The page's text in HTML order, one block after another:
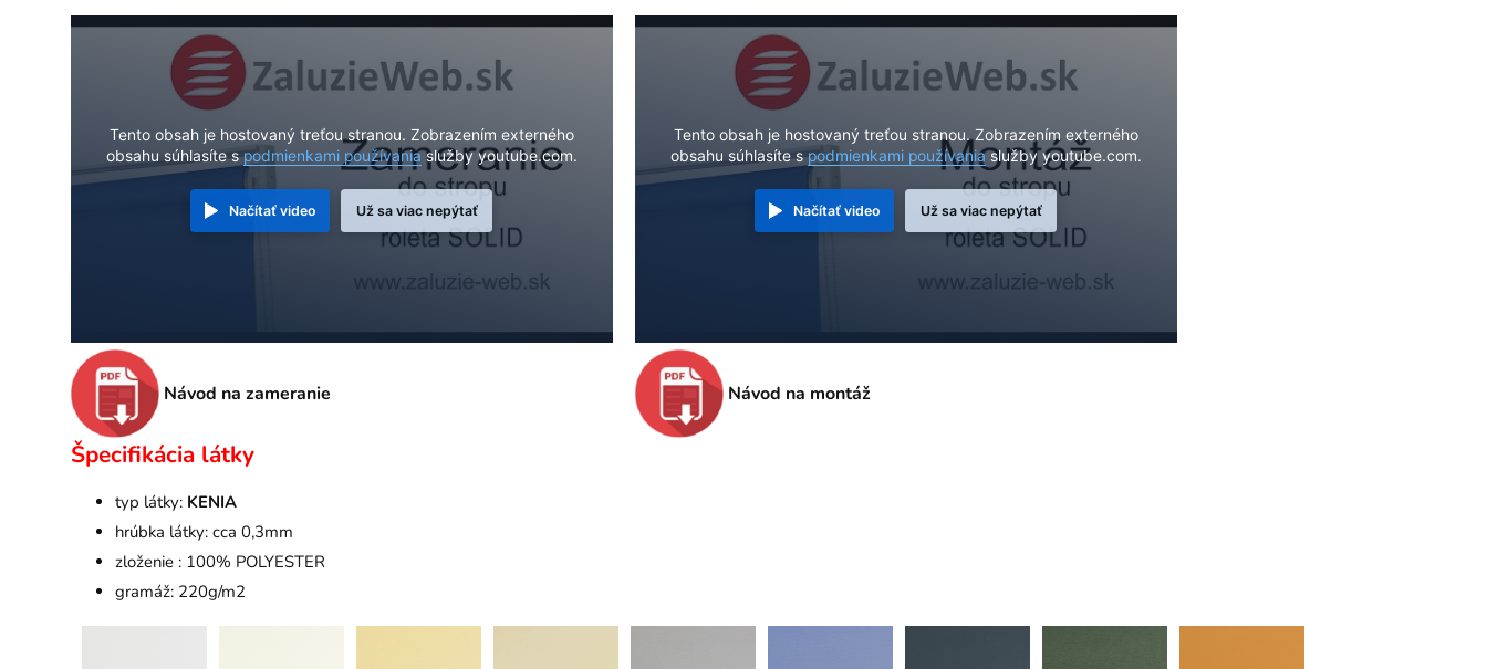
Tento obsah je hostovaný treťou stranou. Zobrazením externého
obsahu súhlasíte spodmienkami používaniaslužby youtube.com.
Načítať video Už sa viac nepýtať
Tento obsah je hostovaný treťou stranou. Zobrazením externého
obsahu súhlasíte spodmienkami používaniaslužby youtube.com.
Načítať video Už sa viac nepýtať
Návod na zameranie Návod na montáž
Špecifikácia látky
typ látky: KENIA
hrúbka látky: cca 0,3mm
zloženie : 100% POLYESTER
gramáž: 220g/m2